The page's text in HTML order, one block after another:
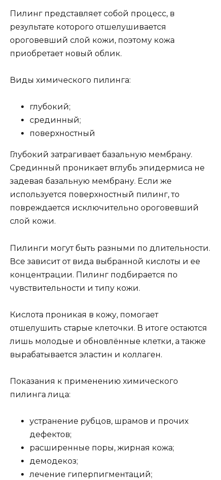
Пилинг представляет собой процесс, в
результате которого отшелушивается
ороговевший слой кожи, поэтому кожа
приобретает новый облик.
Виды химического пилинга:
глубокий;
срединный;
поверхностный
Глубокий затрагивает базальную мембрану.
Срединный проникает вглубь эпидермиса не
задевая базальную мембрану. Если же
используется поверхностный пилинг, то
повреждается исключительно ороговевший
слой кожи.
Пилинги могут быть разными по длительности.
Все зависит от вида выбранной кислоты и ее
концентрации. Пилинг подбирается по
чувствительности и типу кожи.
Кислота проникая в кожу, помогает
отшелушить старые клеточки. В итоге остаются
лишь молодые и обновлённые клетки, а также
вырабатывается эластин и коллаген.
Показания к применению химического
пилинга лица:
устранение рубцов, шрамов и прочих
дефектов;
расширенные поры, жирная кожа;
демодекоз;
лечение гиперпигментаций;